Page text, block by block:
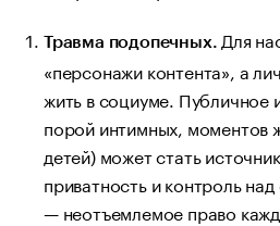
Травма подопечных. Для
«персонажи контента», а
жить в социуме. Публичное
порой интимных, моментов
детей) может стать
приватность и контроль
— неотъемлемое право